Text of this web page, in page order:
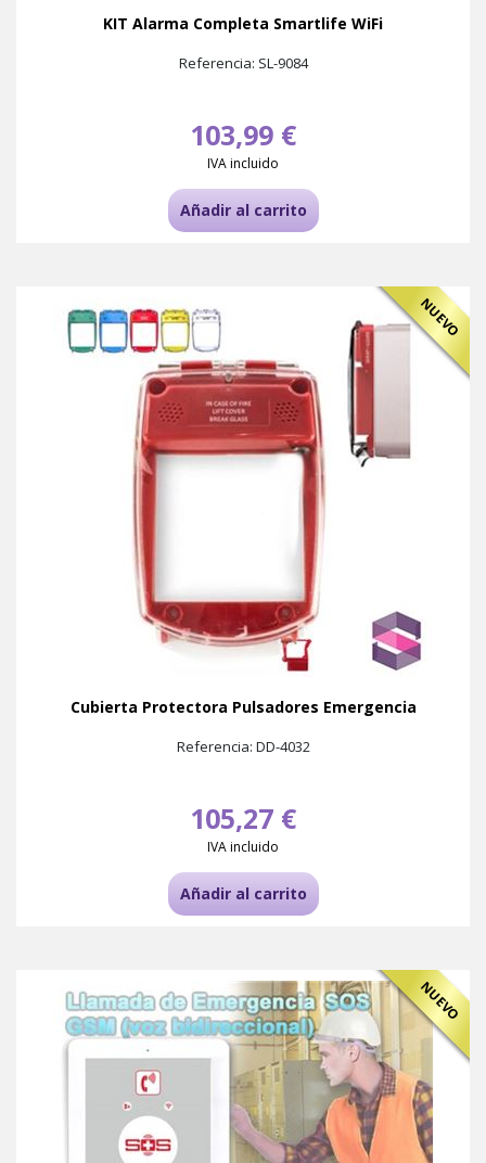
KIT Alarma Completa Smartlife WiFi
Referencia: SL-9084
103,99 €
IVA incluido
Añadir al carrito
NUEVO
Cubierta Protectora Pulsadores Emergencia
Referencia: DD-4032
105,27 €
IVA incluido
Añadir al carrito
NUEVO